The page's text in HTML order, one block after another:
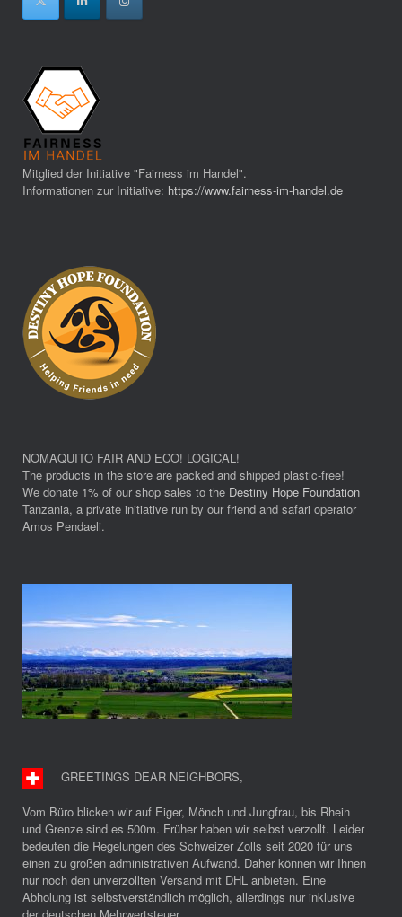
Mitglied der Initiative "Fairness im Handel".
Informationen zur Initiative: https://www.fairness-im-handel.de
NOMAQUITO FAIR AND ECO! LOGICAL!
The products in the store are packed and shipped plastic-free!
We donate 1% of our shop sales to the Destiny Hope Foundation
Tanzania, a private initiative run by our friend and safari operator
Amos Pendaeli.
GREETINGS DEAR NEIGHBORS,
Vom Büro blicken wir auf Eiger, Mönch und Jungfrau, bis Rhein
und Grenze sind es 500m. Früher haben wir selbst verzollt. Leider
bedeuten die Regelungen des Schweizer Zolls seit 2020 für uns
einen zu großen administrativen Aufwand. Daher können wir Ihnen
nur noch den unverzollten Versand mit DHL anbieten. Eine
Abholung ist selbstverständlich möglich, allerdings nur inklusive